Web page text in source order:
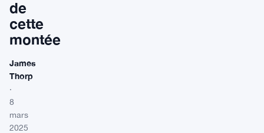
de
cette
montée
James
Thorp
·
8
mars
2025